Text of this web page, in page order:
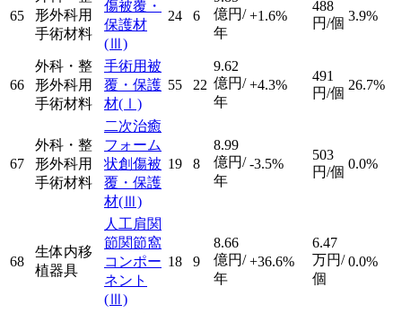
65
形外科用
手術材料
傷被覆・
保護材
(Ⅲ)
24 6
億円/
年
+1.6%
488
円/個 3.9%
66
外科・整
形外科用
手術材料
手術用被
覆・保護
材(Ⅰ)
55 22
9.62
億円/
年
+4.3%
491
円/個
26.7%
67
外科・整
形外科用
手術材料
二次治癒
フォーム
状創傷被
覆・保護
材(Ⅲ)
19 8
8.99
億円/
年
-3.5%
503
円/個
0.0%
68
生体内移
植器具
人工肩関
節関節窩
コンポー
ネント
(Ⅲ)
18 9
8.66
億円/
年
+36.6%
6.47
万円/
個
0.0%